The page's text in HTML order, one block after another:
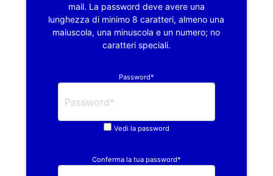
mail. La password deve avere una
lunghezza di minimo 8 caratteri, almeno una
maiuscola, una minuscola e un numero; no
caratteri speciali.
Password*
Vedi la password
Conferma la tua password*